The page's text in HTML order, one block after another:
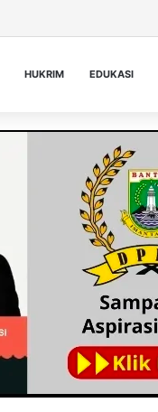
HUKRIM EDUKASI